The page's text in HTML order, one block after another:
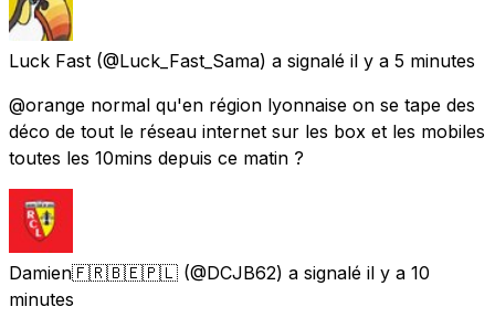
Luck Fast (@Luck_Fast_Sama) a signalé il y a 5 minutes
@orange normal qu'en région lyonnaise on se tape des
déco de tout le réseau internet sur les box et les mobiles
toutes les 10mins depuis ce matin ?
Damien🇫🇷🇧🇪🇵🇱 (@DCJB62) a signalé il y a 10
minutes